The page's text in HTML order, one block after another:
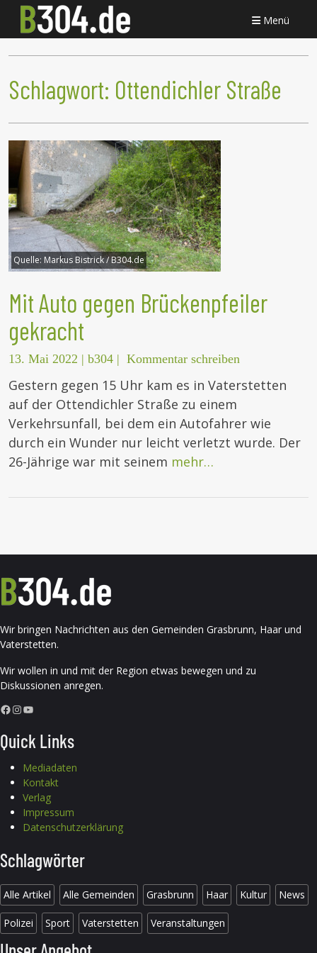
Menü
Schlagwort: Ottendichler Straße
Quelle: Markus Bistrick / B304.de
Mit Auto gegen Brückenpfeiler
gekracht
13. Mai 2022 | b304 | Kommentar schreiben
Gestern gegen 15 Uhr kam es in Vaterstetten
auf der Ottendichler Straße zu einem
Verkehrsunfall, bei dem ein Autofahrer wie
durch ein Wunder nur leicht verletzt wurde. Der
26-Jährige war mit seinem mehr…
Wir bringen Nachrichten aus den Gemeinden Grasbrunn, Haar und
Vaterstetten.
Wir wollen in und mit der Region etwas bewegen und zu
Diskussionen anregen.
Facebook InstagramYouTube
Quick Links
Mediadaten
Kontakt
Verlag
Impressum
Datenschutzerklärung
Schlagwörter
Alle Artikel Alle Gemeinden Grasbrunn Haar Kultur News
Polizei Sport Vaterstetten Veranstaltungen